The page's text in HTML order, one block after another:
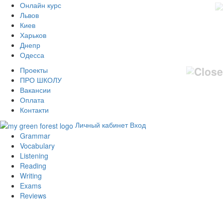
Онлайн курс
Львов
Киев
Харьков
Днепр
Одесса
Проекты
ПРО ШКОЛУ
Вакансии
Оплата
Контакти
Личный кабинет Вход
Grammar
Vocabulary
Listening
Reading
Writing
Exams
Reviews